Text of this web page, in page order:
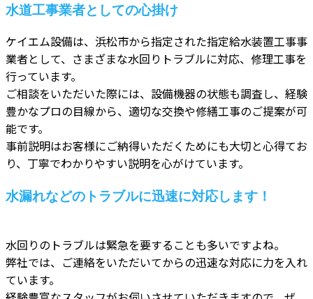
水道工事業者としての心掛け
ケイエム設備は、浜松市から指定された指定給水装置工事事
業者として、さまざまな水回りトラブルに対応、修理工事を
行っています。
ご相談をいただいた際には、設備機器の状態も調査し、経験
豊かなプロの目線から、適切な交換や修繕工事のご提案が可
能です。
事前説明はお客様にご納得いただくためにも大切と心得てお
り、丁寧でわかりやすい説明を心がけています。
水漏れなどのトラブルに迅速に対応します！
水回りのトラブルは緊急を要することも多いですよね。
弊社では、ご連絡をいただいてからの迅速な対応に力を入れ
ています。